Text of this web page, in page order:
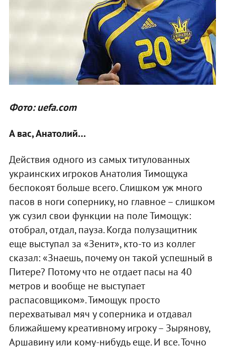
Фото: uefa.com
А вас, Анатолий…
Действия одного из самых титулованных
украинских игроков Анатолия Тимощука
беспокоят больше всего. Слишком уж много
пасов в ноги сопернику, но главное – слишком
уж сузил свои функции на поле Тимощук:
отобрал, отдал, пауза. Когда полузащитник
еще выступал за «Зенит», кто-то из коллег
сказал: «Знаешь, почему он такой успешный в
Питере? Потому что не отдает пасы на 40
метров и вообще не выступает
распасовщиком». Тимощук просто
перехватывал мяч у соперника и отдавал
ближайшему креативному игроку – Зырянову,
Аршавину или кому-нибудь еще. И все. Точно